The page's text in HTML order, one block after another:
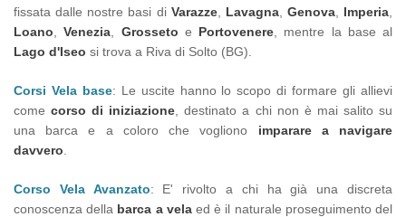
fissata dalle nostre basi di Varazze, Lavagna, Genova, Imperia
Loano ,Venezia Grosseto e Portovenere , mentre la base al
Lago d'Iseo si trova a Riva di Solto (BG).
Corsi Vela base: Le uscite hanno lo scopo di formare gli allievi
comecorso di iniziazione , destinato a chi non è mai salito su
una barca e a coloro che vogliono imparare a navigare
davvero
Corso Vela Avanzato: E' rivolto a chi ha già una discreta
conoscenza della barca a velaed è il naturale proseguimento del